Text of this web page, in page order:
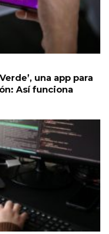
una app para
Así funciona